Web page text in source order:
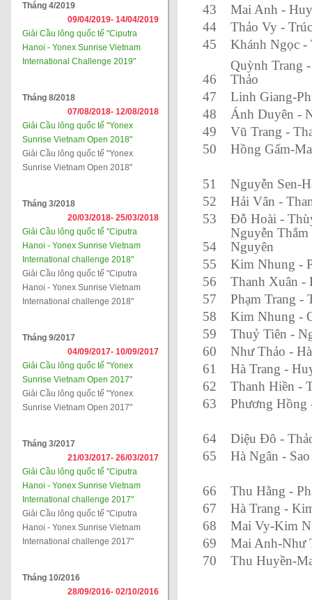
Tháng 4/2019
09/04/2019- 14/04/2019
Giải Cầu lông quốc tế "Ciputra
Hanoi - Yonex Sunrise Vietnam
International Challenge 2019"
Tháng 8/2018
07/08/2018- 12/08/2018
Giải Cầu lông quốc tế "Yonex
Sunrise Vietnam Open 2018"
Giải Cầu lông quốc tế "Yonex
Sunrise Vietnam Open 2018"
Tháng 3/2018
20/03/2018- 25/03/2018
Giải Cầu lông quốc tế "Ciputra
Hanoi - Yonex Sunrise Vietnam
International challenge 2018"
Giải Cầu lông quốc tế "Ciputra
Hanoi - Yonex Sunrise Vietnam
International challenge 2018"
Tháng 9/2017
04/09/2017- 10/09/2017
Giải Cầu lông quốc tế "Yonex
Sunrise Vietnam Open 2017"
Giải Cầu lông quốc tế "Yonex
Sunrise Vietnam Open 2017"
Tháng 3/2017
21/03/2017- 26/03/2017
Giải Cầu lông quốc tế "Ciputra
Hanoi - Yonex Sunrise Vietnam
International challenge 2017"
Giải Cầu lông quốc tế "Ciputra
Hanoi - Yonex Sunrise Vietnam
International challenge 2017"
Tháng 10/2016
28/09/2016- 02/10/2016
43
Mai Anh -
44
Thảo Vy -
45
Khánh Ngọc -
46
Quỳnh Trang
Thảo
47
Linh Giang-
48
Ánh Duyên -
49
Vũ Trang -
50
Hồng Gấm-
51
Nguyễn Sen-
52
Hải Vân -
53
Đỗ Hoài -
54
Nguyễn Thắm
Nguyên
55
Kim Nhung -
56
Thanh Xuân -
57
Phạm Trang -
58
Kim Nhung -
59
Thuỷ Tiên -
60
Như Thảo -
61
Hà Trang -
62
Thanh Hiền -
63
Phương
64
Diệu Đô -
65
Hà Ngân -
66
Thu Hằng -
67
Hà Trang -
68
Mai Vy-Kim
69
Mai Anh-Như
70
Thu Huyền-